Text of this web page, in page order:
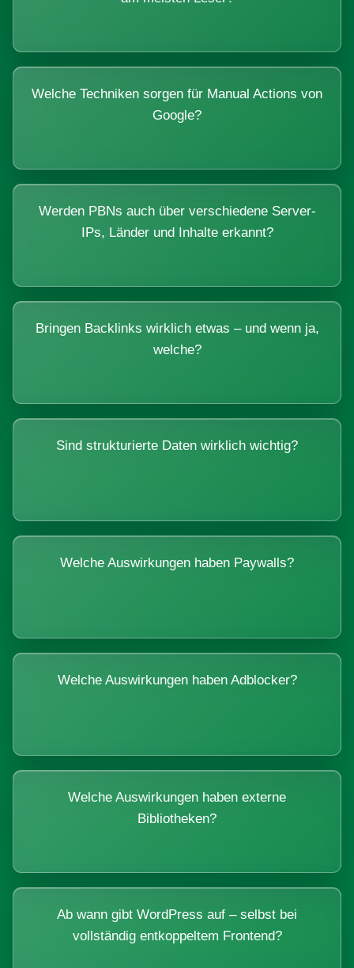
Welche Techniken sorgen für Manual Actions von
Google?
Werden PBNs auch über verschiedene Server-
IPs, Länder und Inhalte erkannt?
Bringen Backlinks wirklich etwas – und wenn ja,
welche?
Sind strukturierte Daten wirklich wichtig?
Welche Auswirkungen haben Paywalls?
Welche Auswirkungen haben Adblocker?
Welche Auswirkungen haben externe
Bibliotheken?
Ab wann gibt WordPress auf – selbst bei
vollständig entkoppeltem Frontend?